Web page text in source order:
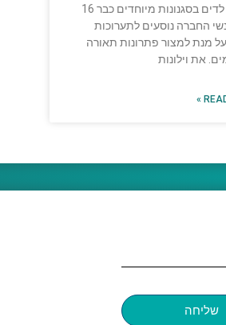
תאורת לדים בסגנונות מיוחדים כבר 16
החברה נוסעים לתערוכות
מנת למצור פתרונות תאורה
את וילונות
שליחה